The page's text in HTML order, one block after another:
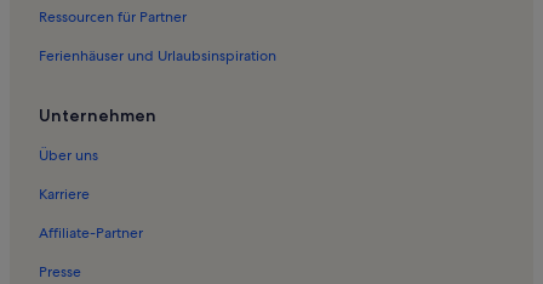
Ferienwohnungen in Elleringhausen
Ferienwohnungen in Winterberg
Ferienwohnungen in Städtisches Krankenhaus Maria-Hilf
Ferienwohnungen in Pulvermühle
Ferienwohnungen in Bontkirchen
Ferienwohnungen in Ostwig
Ferienwohnungen in Hegensdorf
Ressourcen für Partner
Ferienhäuser und Urlaubsinspiration
Unternehmen
Über uns
Karriere
Affiliate-Partner
Presse